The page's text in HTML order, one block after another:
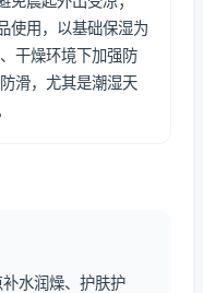
使用，以基础保湿为
干燥环境下加强防
滑，尤其是潮湿天
水润燥、护肤护